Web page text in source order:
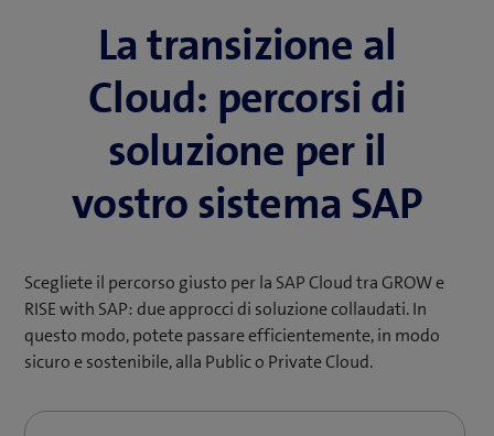
La transizione al
Cloud: percorsi di
soluzione per il
vostro sistema SAP
Scegliete il percorso giusto per la SAP Cloud tra GROW e
RISE with SAP: due approcci di soluzione collaudati. In
questo modo, potete passare efficientemente, in modo
sicuro e sostenibile, alla Public o Private Cloud.